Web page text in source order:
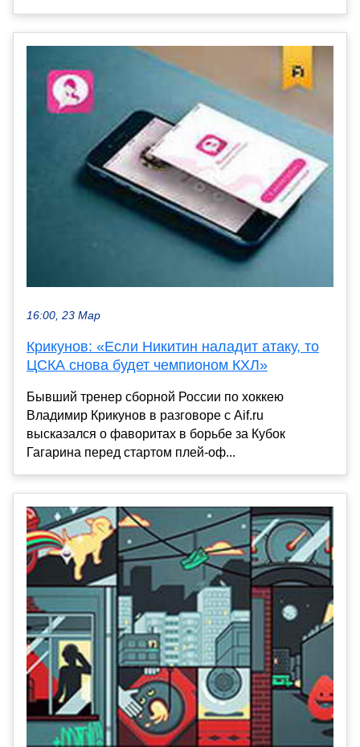
16:00, 23 Мар
Крикунов: «Если Никитин наладит атаку, то
ЦСКА снова будет чемпионом КХЛ»
Бывший тренер сборной России по хоккею
Владимир Крикунов в разговоре с Aif.ru
высказался о фаворитах в борьбе за Кубок
Гагарина перед стартом плей-оф...